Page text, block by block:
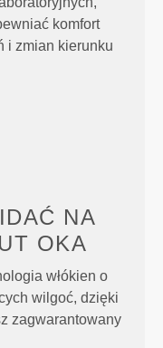
komfort
i zmian kierunku
NA
OKA
włókien o
wilgoć, dzięki
zagwarantowany